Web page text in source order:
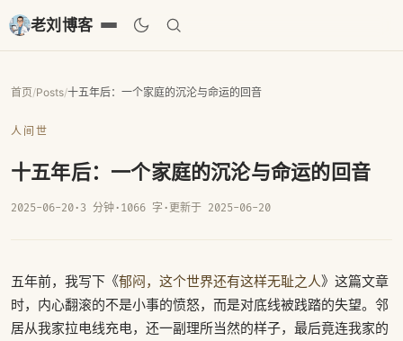
老刘博客
首页/Posts/十五年后：一个家庭的沉沦与命运的回音
人间世
十五年后：一个家庭的沉沦与命运的回音
2025-06-20· 3 分钟· 1066 字 · 更新于 2025-06-20
五年前，我写下《郁闷，这个世界还有这样无耻之人》这篇文章
时，内心翻滚的不是小事的愤怒，而是对底线被践踏的失望。邻
居从我家拉电线充电，还一副理所当然的样子，最后竟连我家的